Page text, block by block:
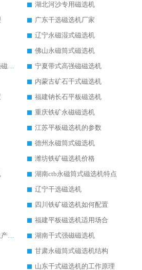
湖北河沙专用磁选机
广东干选磁选机厂家
辽宁永磁湿式磁选机
佛山永磁筒式磁选机
海南永磁筒式磁选机有强磁的吗
宁夏带式高强磁磁选机
内蒙古矿石干式磁选机
福建钠长石平板磁选机
重庆铁矿永磁磁选机
江苏平板磁选机的参数
德州永磁筒式磁选机
潍坊铁矿磁选机价格
湖南ctb永磁筒式磁选机特点
辽宁干选磁选机
四川铁矿磁选机如何配置
福建平板磁选机适用场合
江西平板全自动磁选机生产厂家
湖南干式强磁磁选机
甘肃永磁筒式磁选机结构
山东干式磁选机的工作原理